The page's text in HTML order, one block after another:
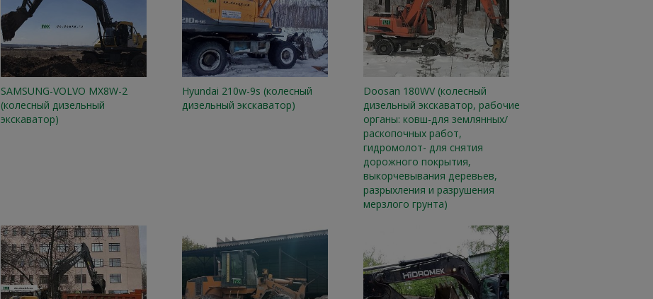
SAMSUNG-VOLVO MX8W-2
(колесный дизельный
экскаватор)
Hyundai 210w-9s (колесный
дизельный экскаватор)
Doosan 180WV (колесный
дизельный экскаватор, рабочие
органы: ковш-для землянных/
раскопочных работ,
гидромолот- для снятия
дорожного покрытия,
выкорчевывания деревьев,
разрыхления и разрушения
мерзлого грунта)